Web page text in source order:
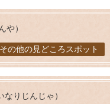
や）
その他の見どころスポット
なりじんじゃ）